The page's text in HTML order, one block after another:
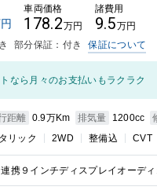
車両価格
178.2万円
諸費用
9.5万円
部分保証：付き 保証について
なら月々のお支払いもラクラク
距離 0.9万Km 排気量 1200cc
リック
2WD 整備込 CVT
携９インチディスプレイオーデ